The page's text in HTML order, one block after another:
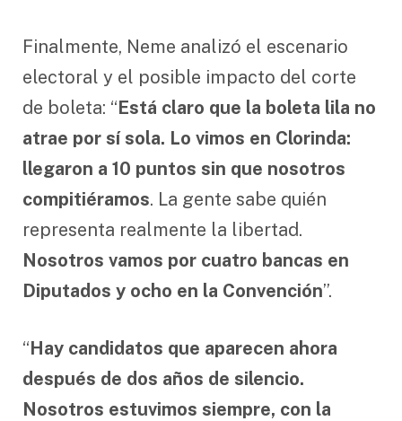
Finalmente, Neme analizó el escenario
electoral y el posible impacto del corte
de boleta: “Está claro que la boleta lila no
atrae por sí sola. Lo vimos en Clorinda:
llegaron a 10 puntos sin que nosotros
compitiéramos. La gente sabe quién
representa realmente la libertad.
Nosotros vamos por cuatro bancas en
Diputados y ocho en la Convención”.
“Hay candidatos que aparecen ahora
después de dos años de silencio.
Nosotros estuvimos siempre, con la